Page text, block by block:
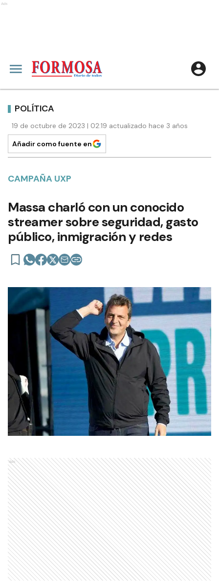
Ads
POLÍTICA
19 de octubre de 2023 | 02:19 actualizado hace 3 años
Añadir como fuente en
CAMPAÑA UXP
Massa charló con un conocido
streamer sobre seguridad, gasto
público, inmigración y redes
Ads